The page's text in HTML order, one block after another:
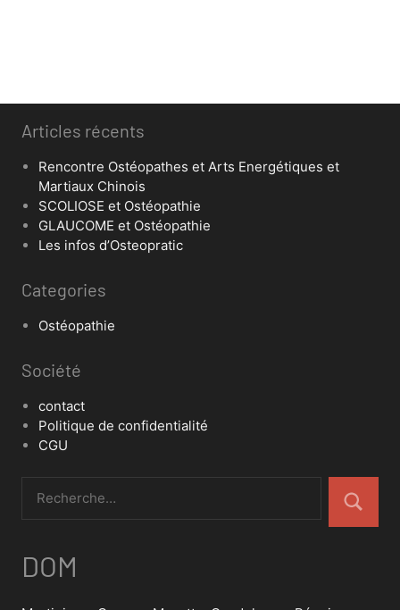
Articles récents
Rencontre Ostéopathes et Arts Energétiques et
Martiaux Chinois
SCOLIOSE et Ostéopathie
GLAUCOME et Ostéopathie
Les infos d’Osteopratic
Categories
Ostéopathie
Société
contact
Politique de confidentialité
CGU
DOM